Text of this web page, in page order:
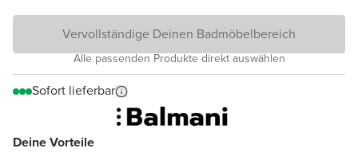
Deine Vorteile
Vervollständige Deinen Badmöbelbereich
Alle passenden Produkte direkt auswählen
Sofort lieferbar